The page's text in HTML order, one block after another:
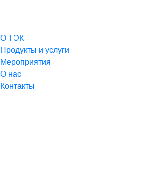
О ТЭК
Продукты и услуги
Мероприятия
О нас
Контакты